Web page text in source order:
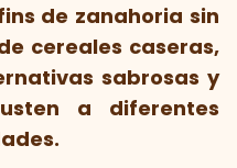
de zanahoria sin
cereales caseras,
sabrosas y
a diferentes